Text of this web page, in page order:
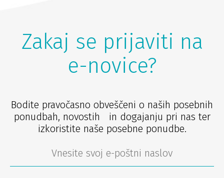
Zakaj se prijaviti na
e-novice?
Bodite pravočasno obveščeni o naših posebnih
ponudbah, novostih in dogajanju pri nas ter
izkoristite naše posebne ponudbe.